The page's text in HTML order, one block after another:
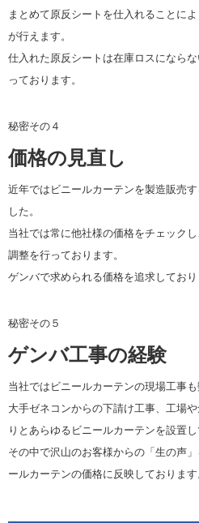
まとめて原反シートを仕入れることに
が行えます。
仕入れた原反シートは在庫ロスになら
っております。
秘密その４
価格の見直し
近年ではビニールカーテンを製造販売
した。
当社では常に他社様の価格をチェック
調整を行っております。
ゲンバで求められる価格を追求しており
秘密その５
ゲンバ工事の経験
当社ではビニールカーテンの現場工事
大手ゼネコンからの下請け工事、工場
りとあらゆるビニールカーテンを設置し
その中で沢山のお客様からの「生の声
ールカーテンの価格に反映しております